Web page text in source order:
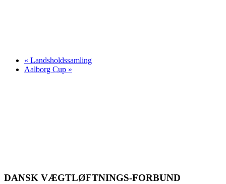
« Landsholdssamling
Aalborg Cup »
DANSK VÆGTLØFTNINGS-FORBUND